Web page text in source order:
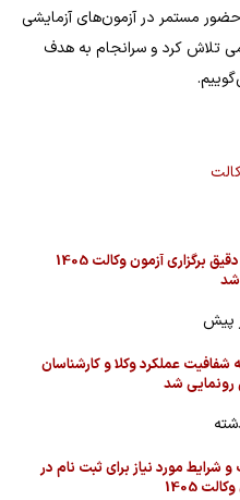
مستمر در آزمون‌های آزمایشی
تلاش کرد و سرانجام به هدف
تاریخ دقیق برگزاری آزمون وکالت 1405
شد
شفافیت عملکرد وکلا و کارشناسان
شد
شرایط مورد نیاز برای ثبت نام در
1405